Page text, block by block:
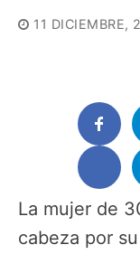
11 DICIEMBRE,
La mujer de
cabeza por